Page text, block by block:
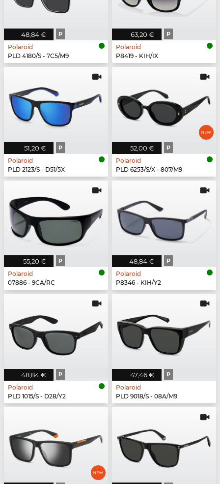
48,84 € P
Polaroid
PLD 4180/S - 7C5/M9
63,20 € P
Polaroid
P8419 - KIH/IX
51,20 € P
Polaroid
PLD 2123/S - D51/5X
52,00 € P
Polaroid
PLD 6253/S/X - 807/M9
55,20 € P
Polaroid
07886 - 9CA/RC
48,84 € P
Polaroid
P8346 - KIH/Y2
48,84 € P
Polaroid
PLD 1015/S - D28/Y2
47,46 € P
Polaroid
PLD 9018/S - 08A/M9